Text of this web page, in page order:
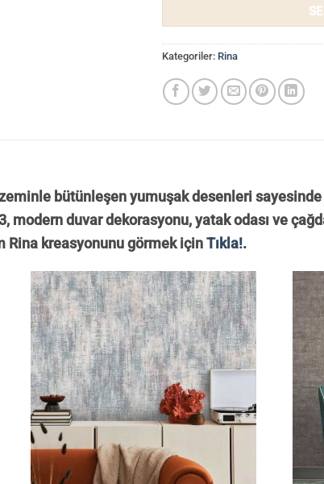
Kategoriler: Rina
zeminle bütünleşen yumuşak desenleri
modern duvar dekorasyonu, yatak odası ve
Rina kreasyonunu görmek içinTıkla!.